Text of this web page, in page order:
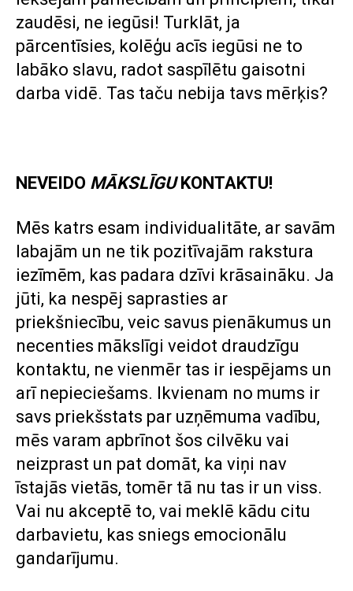
zaudēsi, ne iegūsi! Turklāt, ja
pārcentīsies, kolēģu acīs iegūsi ne to
labāko slavu, radot saspīlētu gaisotni
darba vidē. Tas taču nebija tavs mērķis?
NEVEIDO MĀKSLĪGUKONTAKTU!
Mēs katrs esam individualitāte, ar savām
labajām un ne tik pozitīvajām rakstura
iezīmēm, kas padara dzīvi krāsaināku. Ja
jūti, ka nespēj saprasties ar
priekšniecību, veic savus pienākumus un
necenties mākslīgi veidot draudzīgu
kontaktu, ne vienmēr tas ir iespējams un
arī nepieciešams. Ikvienam no mums ir
savs priekšstats par uzņēmuma vadību,
mēs varam apbrīnot šos cilvēku vai
neizprast un pat domāt, ka viņi nav
īstajās vietās, tomēr tā nu tas ir un viss.
Vai nu akceptē to, vai meklē kādu citu
darbavietu, kas sniegs emocionālu
gandarījumu.